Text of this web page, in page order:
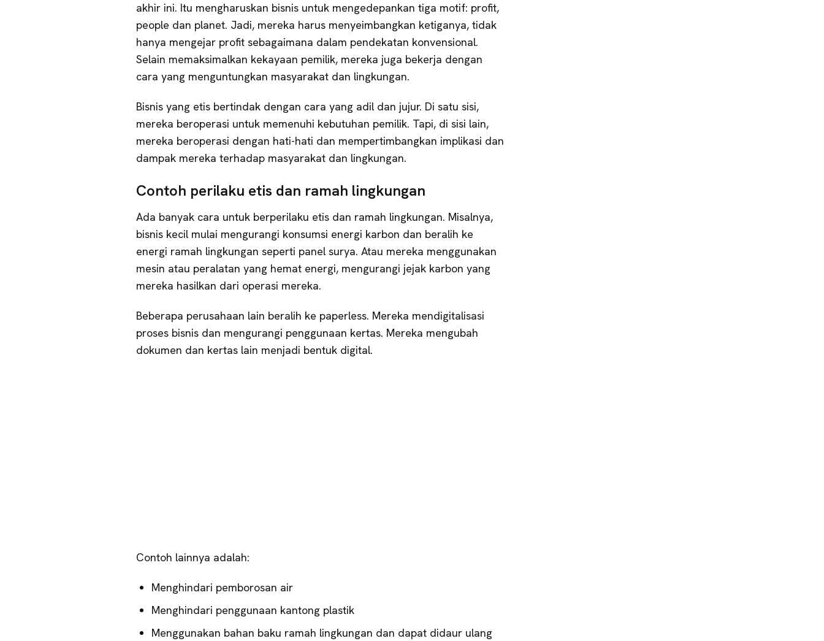
akhir ini. Itu mengharuskan bisnis untuk mengedepankan tiga motif: profit,
people dan planet. Jadi, mereka harus menyeimbangkan ketiganya, tidak
hanya mengejar profit sebagaimana dalam pendekatan konvensional.
Selain memaksimalkan kekayaan pemilik, mereka juga bekerja dengan
cara yang menguntungkan masyarakat dan lingkungan.
Bisnis yang etis bertindak dengan cara yang adil dan jujur. Di satu sisi,
mereka beroperasi untuk memenuhi kebutuhan pemilik. Tapi, di sisi lain,
mereka beroperasi dengan hati-hati dan mempertimbangkan implikasi dan
dampak mereka terhadap masyarakat dan lingkungan.
Contoh perilaku etis dan ramah lingkungan
Ada banyak cara untuk berperilaku etis dan ramah lingkungan. Misalnya,
bisnis kecil mulai mengurangi konsumsi energi karbon dan beralih ke
energi ramah lingkungan seperti panel surya. Atau mereka menggunakan
mesin atau peralatan yang hemat energi, mengurangi jejak karbon yang
mereka hasilkan dari operasi mereka.
Beberapa perusahaan lain beralih ke paperless. Mereka mendigitalisasi
proses bisnis dan mengurangi penggunaan kertas. Mereka mengubah
dokumen dan kertas lain menjadi bentuk digital.
Contoh lainnya adalah:
Menghindari pemborosan air
Menghindari penggunaan kantong plastik
Menggunakan bahan baku ramah lingkungan dan dapat didaur ulang